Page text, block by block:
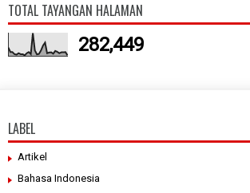
TOTAL TAYANGAN HALAMAN
282,449
LABEL
Artikel
Bahasa Indonesia